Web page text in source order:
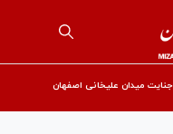
میدان علیخانی اصفهان